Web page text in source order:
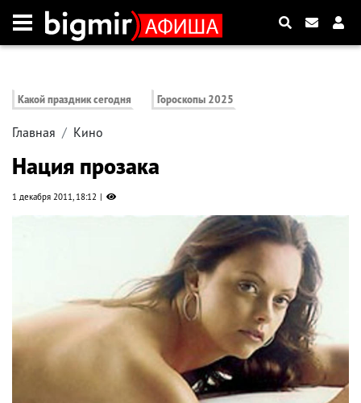
Какой праздник сегодня Гороскопы 2025
Главная Кино
Нация прозака
1 декабря 2011, 18:12